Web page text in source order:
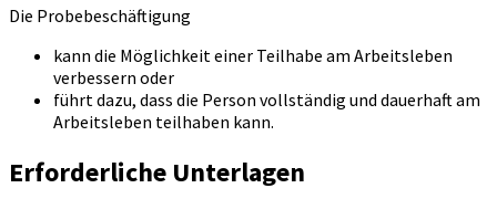
Die Probebeschäftigung
kann die Möglichkeit einer Teilhabe am Arbeitsleben
verbessern oder
führt dazu, dass die Person vollständig und dauerhaft am
Arbeitsleben teilhaben kann.
Erforderliche Unterlagen